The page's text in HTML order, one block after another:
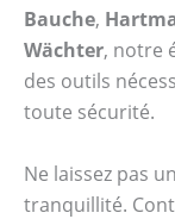
Bauche,
Wächter, notre
des outils
toute sécurité.
Ne laissez pas
tranquillité.